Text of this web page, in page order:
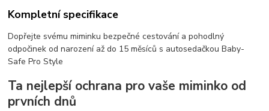
Kompletní specifikace
Dopřejte svému miminku bezpečné cestování a pohodlný
odpočinek od narození až do 15 měsíců s autosedačkou Baby-
Safe Pro Style
Ta nejlepší ochrana pro vaše miminko od
prvních dnů